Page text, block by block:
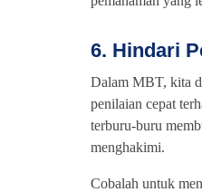
6. Hindari
Dalam MBT, kita
penilaian cepat
terburu-buru
menghakimi.
Cobalah untuk